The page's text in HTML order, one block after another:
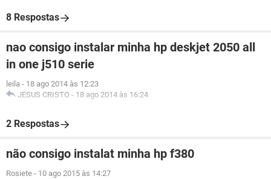
8 Respostas
nao consigo instalar minha hp deskjet 2050 all
in one j510 serie
leila - 18 ago 2014 às 12:23
JESUS CRISTO - 18 ago 2014 às 16:24
2 Respostas
não consigo instalat minha hp f380
Rosiete - 10 ago 2015 às 14:27